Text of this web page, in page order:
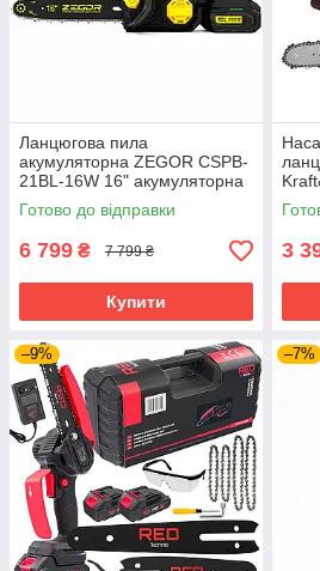
Ланцюгова пила
акумуляторна ZEGOR CSPB-
21BL-16W 16" акумуляторна
пила ланцюгова пила
акумуляторна
Готово до відправки
6 799 ₴ 7 799 ₴
Купити
пилу
3
–9% –7%